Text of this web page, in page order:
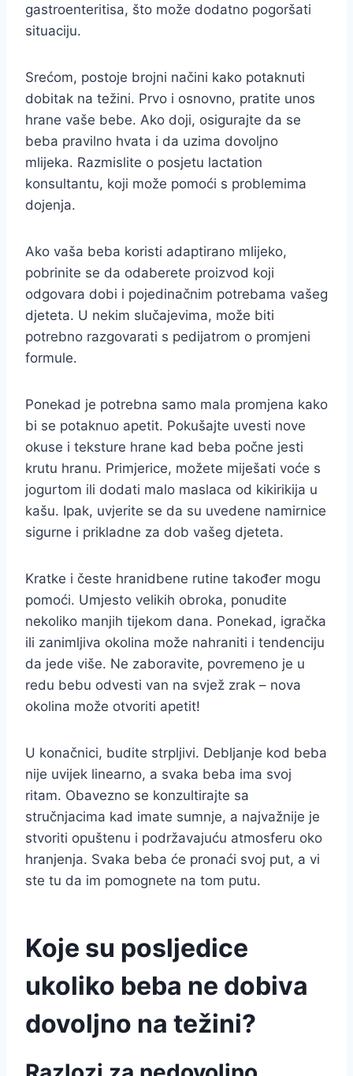
gastroenteritisa, što može dodatno pogoršati
situaciju.
Srećom, postoje brojni načini kako potaknuti
dobitak na težini. Prvo i osnovno, pratite unos
hrane vaše bebe. Ako doji, osigurajte da se
beba pravilno hvata i da uzima dovoljno
mlijeka. Razmislite o posjetu lactation
konsultantu, koji može pomoći s problemima
dojenja.
Ako vaša beba koristi adaptirano mlijeko,
pobrinite se da odaberete proizvod koji
odgovara dobi i pojedinačnim potrebama vašeg
djeteta. U nekim slučajevima, može biti
potrebno razgovarati s pedijatrom o promjeni
formule.
Ponekad je potrebna samo mala promjena kako
bi se potaknuo apetit. Pokušajte uvesti nove
okuse i teksture hrane kad beba počne jesti
krutu hranu. Primjerice, možete miješati voće s
jogurtom ili dodati malo maslaca od kikirikija u
kašu. Ipak, uvjerite se da su uvedene namirnice
sigurne i prikladne za dob vašeg djeteta.
Kratke i česte hranidbene rutine također mogu
pomoći. Umjesto velikih obroka, ponudite
nekoliko manjih tijekom dana. Ponekad, igračka
ili zanimljiva okolina može nahraniti i tendenciju
da jede više. Ne zaboravite, povremeno je u
redu bebu odvesti van na svjež zrak – nova
okolina može otvoriti apetit!
U konačnici, budite strpljivi. Debljanje kod beba
nije uvijek linearno, a svaka beba ima svoj
ritam. Obavezno se konzultirajte sa
stručnjacima kad imate sumnje, a najvažnije je
stvoriti opuštenu i podržavajuću atmosferu oko
hranjenja. Svaka beba će pronaći svoj put, a vi
ste tu da im pomognete na tom putu.
Koje su posljedice
ukoliko beba ne dobiva
dovoljno na težini?